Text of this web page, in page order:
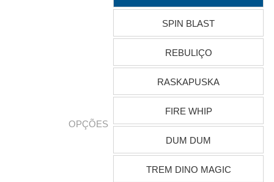
OPÇÕES
SPIN BLAST
REBULIÇO
RASKAPUSKA
FIRE WHIP
DUM DUM
TREM DINO MAGIC